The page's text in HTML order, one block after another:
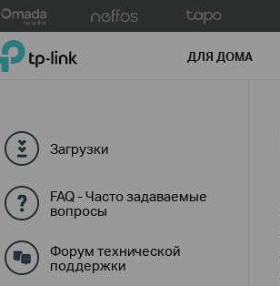
TP-Link, Reliably Smart ДЛЯ ДОМА
Загрузки
FAQ - Часто задаваемые
вопросы
Форум технической
поддержки